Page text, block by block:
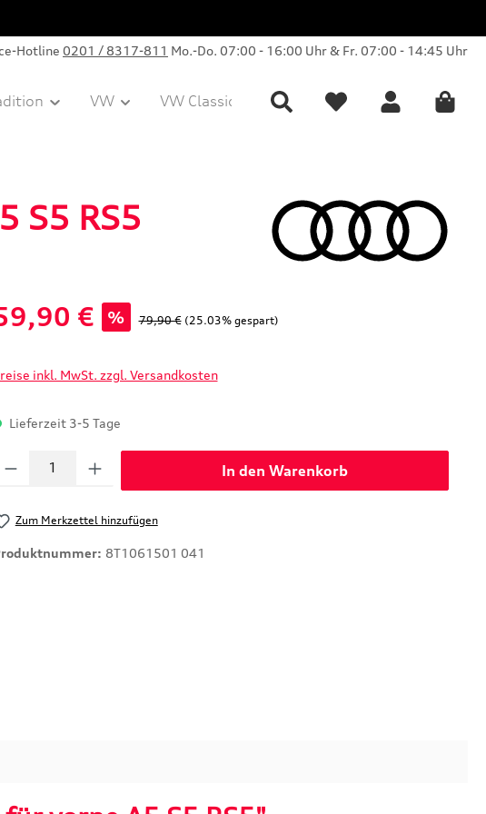
Hotline 0201 / 8317-811 Mo.-Do. 07:00 - 16:00 Uhr & Fr. 07:00 - 14:45 Uhr
VW VW Classic Parts Sale Collection
S5 RS5
€ % Regulärer Preis:
79,90 € (25.03% gespart)
inkl. MwSt. zzgl. Versandkosten
Lieferzeit 3-5 Tage
Produkt Anzahl: Gib den gewünschten Wert ein oder benutze die Schaltflächen um
In den Warenkorb
Zum Merkzettel hinzufügen
8T1061501 041